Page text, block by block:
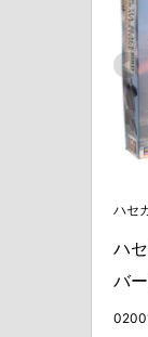
ハセ
ハ
バ